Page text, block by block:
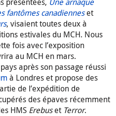
fantômes canadienneset
, visaient toutes deux à
estivales du MCH. Nous
fois avec l’exposition
au MCH en mars.
après son passage réussi
à Londres et propose des
de l’expédition de
des épaves récemment
HMS Erebuset Terror.